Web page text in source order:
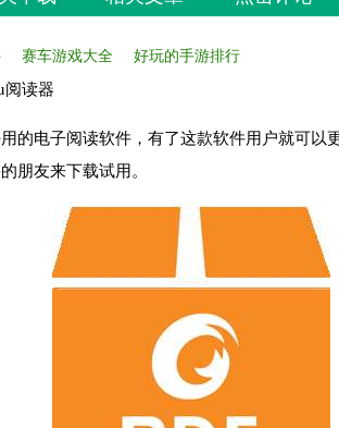
赛车游戏大全 好玩的手游排行
读器
的电子阅读软件，有了这款软件用户就可以
朋友来下载试用。